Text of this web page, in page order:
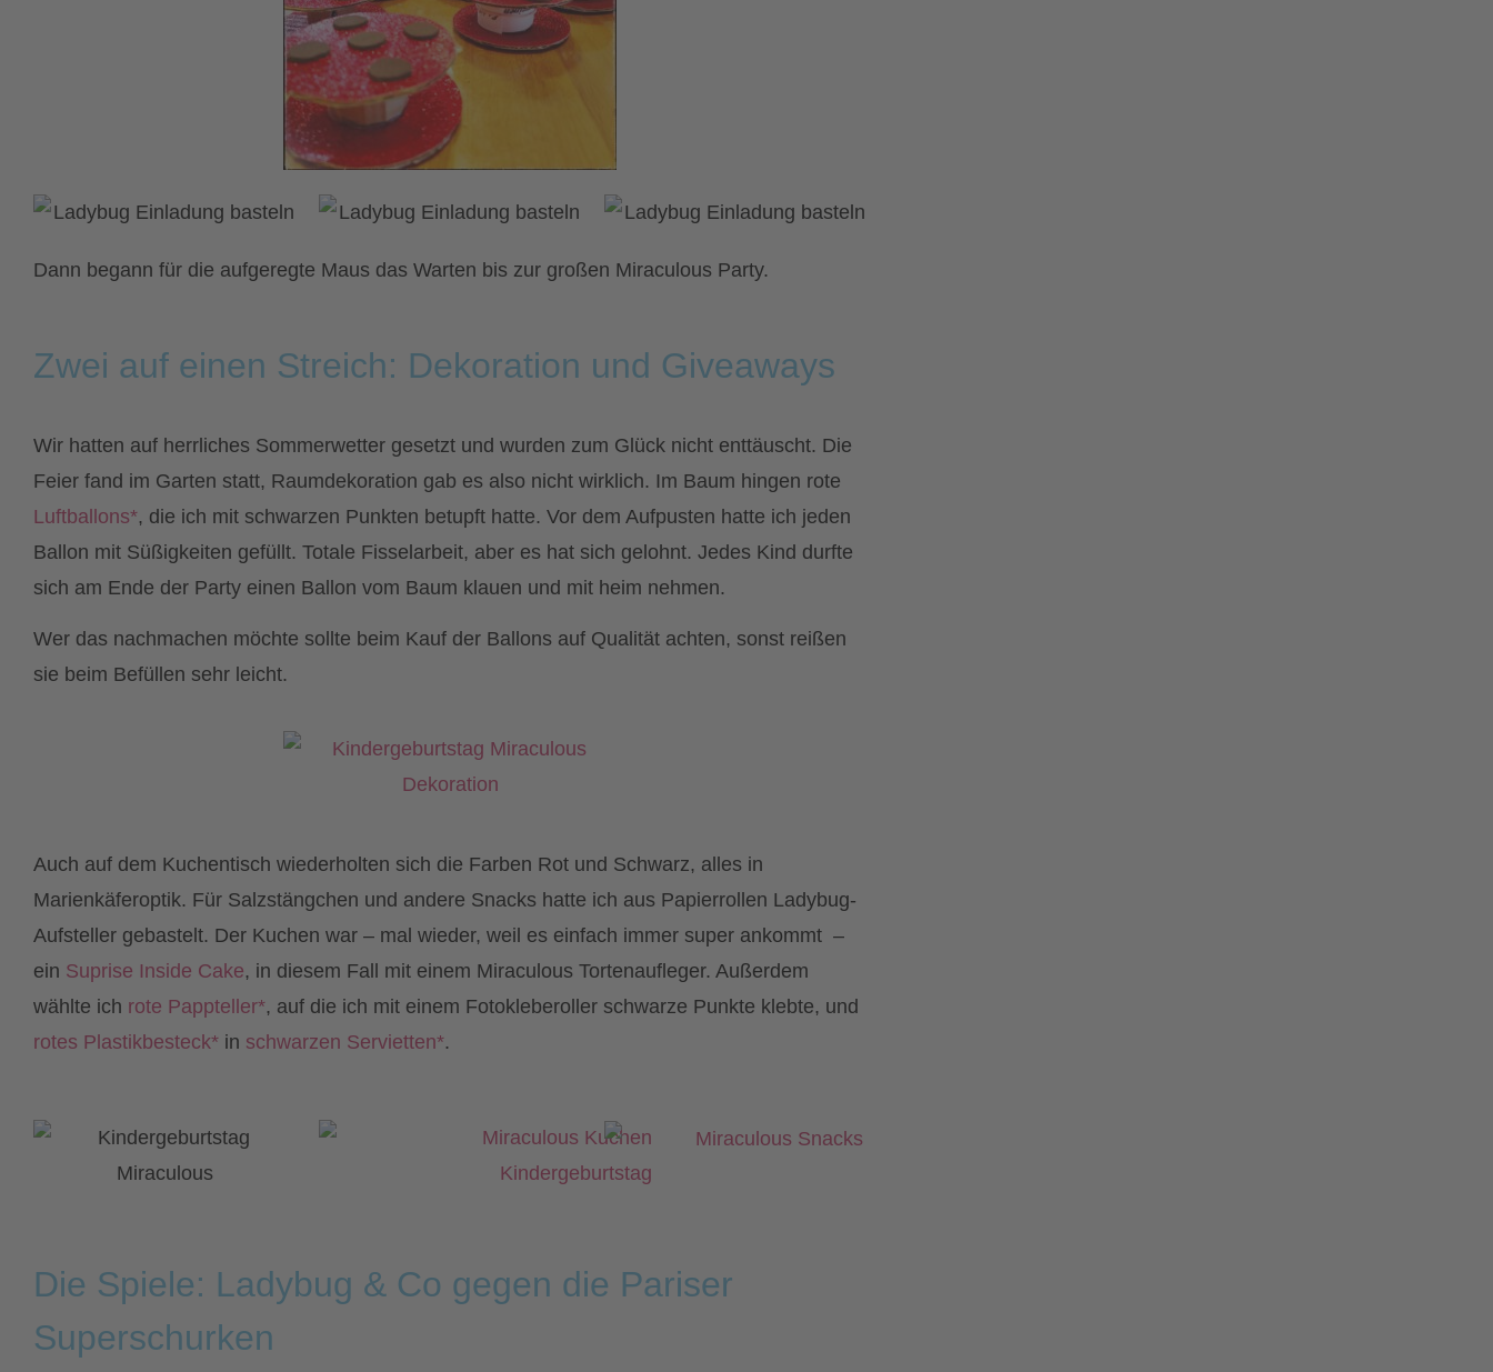
Dann begann für die aufgeregte Maus das Warten bis zur großen Miraculous Party.
Zwei auf einen Streich: Dekoration und Giveaways
Wir hatten auf herrliches Sommerwetter gesetzt und wurden zum Glück nicht enttäuscht. Die
Feier fand im Garten statt, Raumdekoration gab es also nicht wirklich. Im Baum hingen rote
Luftballons*, die ich mit schwarzen Punkten betupft hatte. Vor dem Aufpusten hatte ich jeden
Ballon mit Süßigkeiten gefüllt. Totale Fisselarbeit, aber es hat sich gelohnt. Jedes Kind durfte
sich am Ende der Party einen Ballon vom Baum klauen und mit heim nehmen.
Wer das nachmachen möchte sollte beim Kauf der Ballons auf Qualität achten, sonst reißen
sie beim Befüllen sehr leicht.
Auch auf dem Kuchentisch wiederholten sich die Farben Rot und Schwarz, alles in
Marienkäferoptik. Für Salzstängchen und andere Snacks hatte ich aus Papierrollen Ladybug-
Aufsteller gebastelt. Der Kuchen war – mal wieder, weil es einfach immer super ankommt –
ein Suprise Inside Cake, in diesem Fall mit einem Miraculous Tortenaufleger. Außerdem
wählte ich rote Pappteller*, auf die ich mit einem Fotokleberoller schwarze Punkte klebte, und
rotes Plastikbesteck* in schwarzen Servietten*.
Die Spiele: Ladybug & Co gegen die Pariser
Superschurken